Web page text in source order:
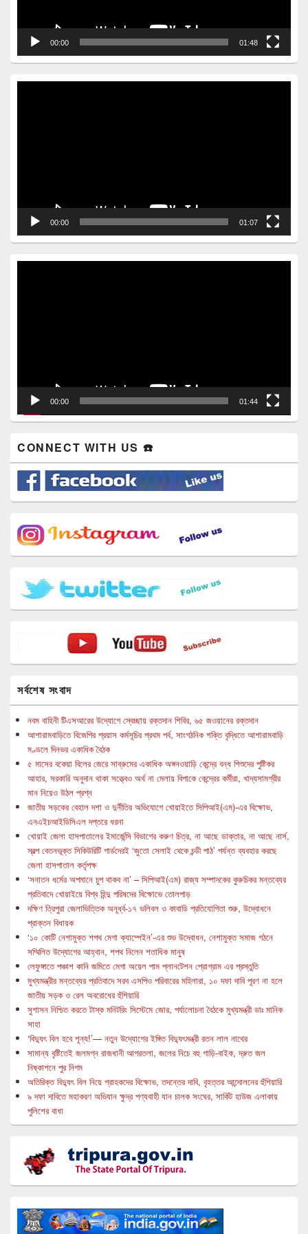
00:00 01:48
00:00 01:07
00:00 01:44
CONNECT WITH US ☎️
সর্বশেষ সংবাদ
নবম বাহিনী টিএসআরের উদ্যোগে স্বেচ্ছায় রক্তদান শিবির, ৬৫ জওয়ানের রক্তদান
আশারামবাড়িতে বিজেপির প্রয়াস কর্মসূচির প্রথম পর্ব, সাংগঠনিক শক্তি বৃদ্ধিতে আশারামবাড়ি
মণ্ডলে দিনভর একাধিক বৈঠক
৫ মাসের বকেয়া বিলের জেরে সাব্রুমের একাধিক অঙ্গনওয়াড়ি কেন্দ্রে বন্ধ শিশুদের পুষ্টিকর
আহার, সরকারি অনুদান থাকা সত্ত্বেও অর্থ না মেলায় বিপাকে কেন্দ্রের কর্মীরা, খাদ্যসামগ্রীর
মান নিয়েও উঠল প্রশ্ন
জাতীয় সড়কের বেহাল দশা ও দুর্নীতির অভিযোগে খোয়াইতে সিপিআই(এম)-এর বিক্ষোভ,
এনএইচআইডিসিএল দপ্তরে ধরনা
খোয়াই জেলা হাসপাতালের ইমার্জেন্সি বিভাগের করুণ চিত্র, না আছে ডাক্তার, না আছে নার্স,
স্বল্প বেতনভূক্ত সিকিউরিটি গার্ডদেরই ‘জুতো সেলাই থেকে চন্ডী পাঠ’ পর্যন্ত ব্যবহার করছে
জেলা হাসপাতাল কর্তৃপক্ষ
‘সনাতন ধর্মের অপমানে চুপ থাকব না’ – সিপিআই(এম) রাজ্য সম্পাদকের কুরুচিকর মন্তব্যের
প্রতিবাদে খোয়াইয়ে বিশ্ব হিন্দু পরিষদের বিক্ষোভে তোলপাড়
দক্ষিণ ত্রিপুরা জেলাভিত্তিক অনূর্ধ্ব-১৭ ভলিবল ও কাবাডি প্রতিযোগিতা শুরু, উদ্বোধনে
প্রাক্তন বিধায়ক
‘১০ কোটি নেশামুক্ত শপথ মেগা ক্যাম্পেইন’-এর শুভ উদ্বোধন, নেশামুক্ত সমাজ গঠনে
সম্মিলিত উদ্যোগের আহ্বান, শপথ নিলেন শতাধিক মানুষ
লেফুঙ্গাতে পঞ্চাশ কানি জমিতে মেগা অয়েল পাম প্লানটেশন প্রোগ্রাম এর প্রস্তুতি
মুখ্যমন্ত্রীর মন্তব্যের প্রতিবাদে সরব এসপিও পরিবারের মহিলারা, ১০ দফা দাবি পূরণ না হলে
জাতীয় সড়ক ও রেল অবরোধের হুঁশিয়ারি
সুশাসন নিশ্চিত করতে টাস্ক মনিটরিং সিস্টেমে জোর, পর্যালোচনা বৈঠকে মুখ্যমন্ত্রী ডাঃ মানিক
সাহা
‘বিদ্যুৎ বিল হবে শূন্য!’— নতুন উদ্যোগের ইঙ্গিত বিদ্যুৎমন্ত্রী রতন লাল নাথের
সামান্য বৃষ্টিতেই জলমগ্ন রাজধানী আগরতলা, জলের নিচে বহু গাড়ি-বাইক, দ্রুত জল
নিষ্কাশনে পুর নিগম
অতিরিক্ত বিদ্যুৎ বিল নিয়ে গ্রাহকদের বিক্ষোভ, তদন্তের দাবি, বৃহত্তর আন্দোলনের হুঁশিয়ারি
৯ দফা দাবিতে মহাকরণ অভিযান ক্ষুদ্র পণ্যবাহী যান চালক সংঘের, সার্কিট হাউজ এলাকায়
পুলিশের বাধা